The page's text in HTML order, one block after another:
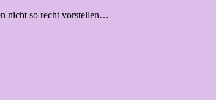
nicht so recht vorstellen…